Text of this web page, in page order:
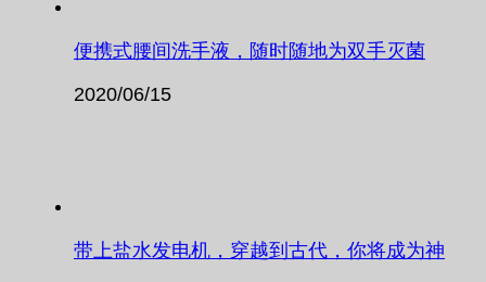
便携式腰间洗手液，随时随地为双手灭菌
2020/06/15
带上盐水发电机，穿越到古代，你将成为神